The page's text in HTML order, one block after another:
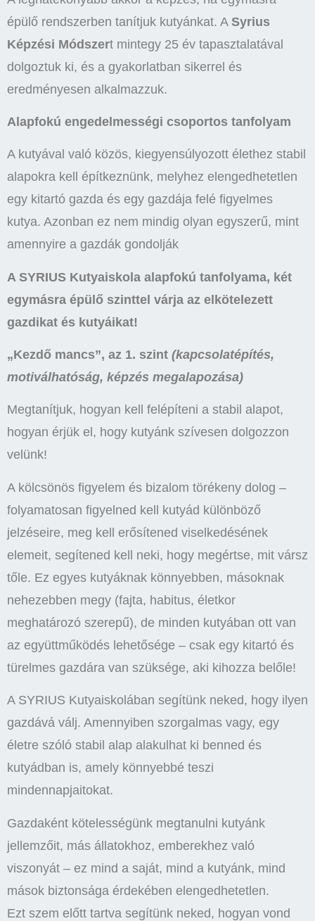
épülő rendszerben tanítjuk kutyánkat. A Syrius
Képzési Módszert mintegy 25 év tapasztalatával
dolgoztuk ki, és a gyakorlatban sikerrel és
eredményesen alkalmazzuk.
Alapfokú engedelmességi csoportos tanfolyam
A kutyával való közös, kiegyensúlyozott élethez stabil
alapokra kell építkeznünk, melyhez elengedhetetlen
egy kitartó gazda és egy gazdája felé figyelmes
kutya. Azonban ez nem mindig olyan egyszerű, mint
amennyire a gazdák gondolják
A SYRIUS Kutyaiskola alapfokú tanfolyama, két
egymásra épülő szinttel várja az elkötelezett
gazdikat és kutyáikat!
„Kezdő mancs”, az 1. szint (kapcsolatépítés,
motiválhatóság, képzés megalapozása)
Megtanítjuk, hogyan kell felépíteni a stabil alapot,
hogyan érjük el, hogy kutyánk szívesen dolgozzon
velünk!
A kölcsönös figyelem és bizalom törékeny dolog –
folyamatosan figyelned kell kutyád különböző
jelzéseire, meg kell erősítened viselkedésének
elemeit, segítened kell neki, hogy megértse, mit vársz
tőle. Ez egyes kutyáknak könnyebben, másoknak
nehezebben megy (fajta, habitus, életkor
meghatározó szerepű), de minden kutyában ott van
az együttműködés lehetősége – csak egy kitartó és
türelmes gazdára van szüksége, aki kihozza belőle!
A SYRIUS Kutyaiskolában segítünk neked, hogy ilyen
gazdává válj. Amennyiben szorgalmas vagy, egy
életre szóló stabil alap alakulhat ki benned és
kutyádban is, amely könnyebbé teszi
mindennapjaitokat.
Gazdaként kötelességünk megtanulni kutyánk
jellemzőit, más állatokhoz, emberekhez való
viszonyát – ez mind a saját, mind a kutyánk, mind
mások biztonsága érdekében elengedhetetlen.
Ezt szem előtt tartva segítünk neked, hogyan vond